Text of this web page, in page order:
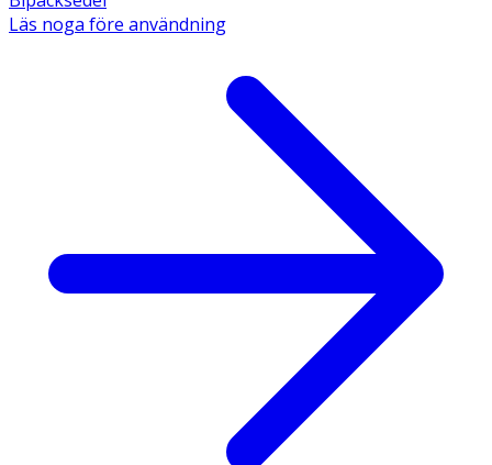
Läs noga före användning